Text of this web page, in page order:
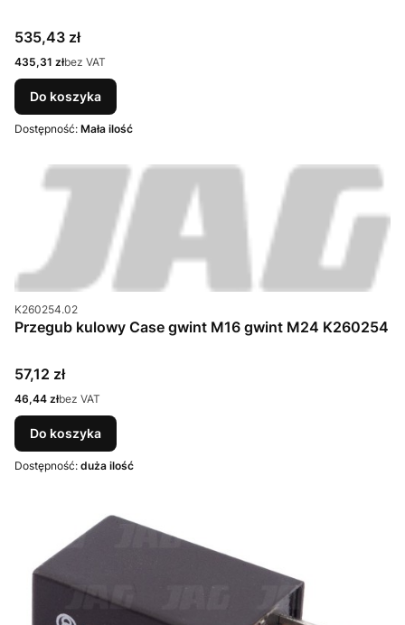
Cena
535,43 zł
Cena
435,31 złbez VAT
Do koszyka
Dostępność: Mała ilość
Kod produktu
K260254.02
Przegub kulowy Case gwint M16 gwint M24 K260254
Cena
57,12 zł
Cena
46,44 złbez VAT
Do koszyka
Dostępność: duża ilość